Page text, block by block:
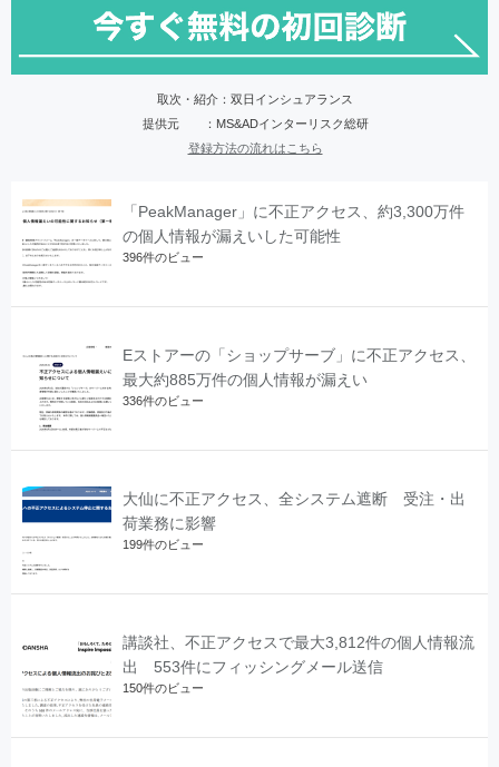
取次・紹介：双日インシュアランス
提供元 ：MS&ADインターリスク総研
登録方法の流れはこちら
「PeakManager」に不正アクセス、約3,300万件
の個人情報が漏えいした可能性
396件のビュー
Eストアーの「ショップサーブ」に不正アクセス、
最大約885万件の個人情報が漏えい
336件のビュー
大仙に不正アクセス、全システム遮断 受注・出
荷業務に影響
199件のビュー
講談社、不正アクセスで最大3,812件の個人情報流
出 553件にフィッシングメール送信
150件のビュー